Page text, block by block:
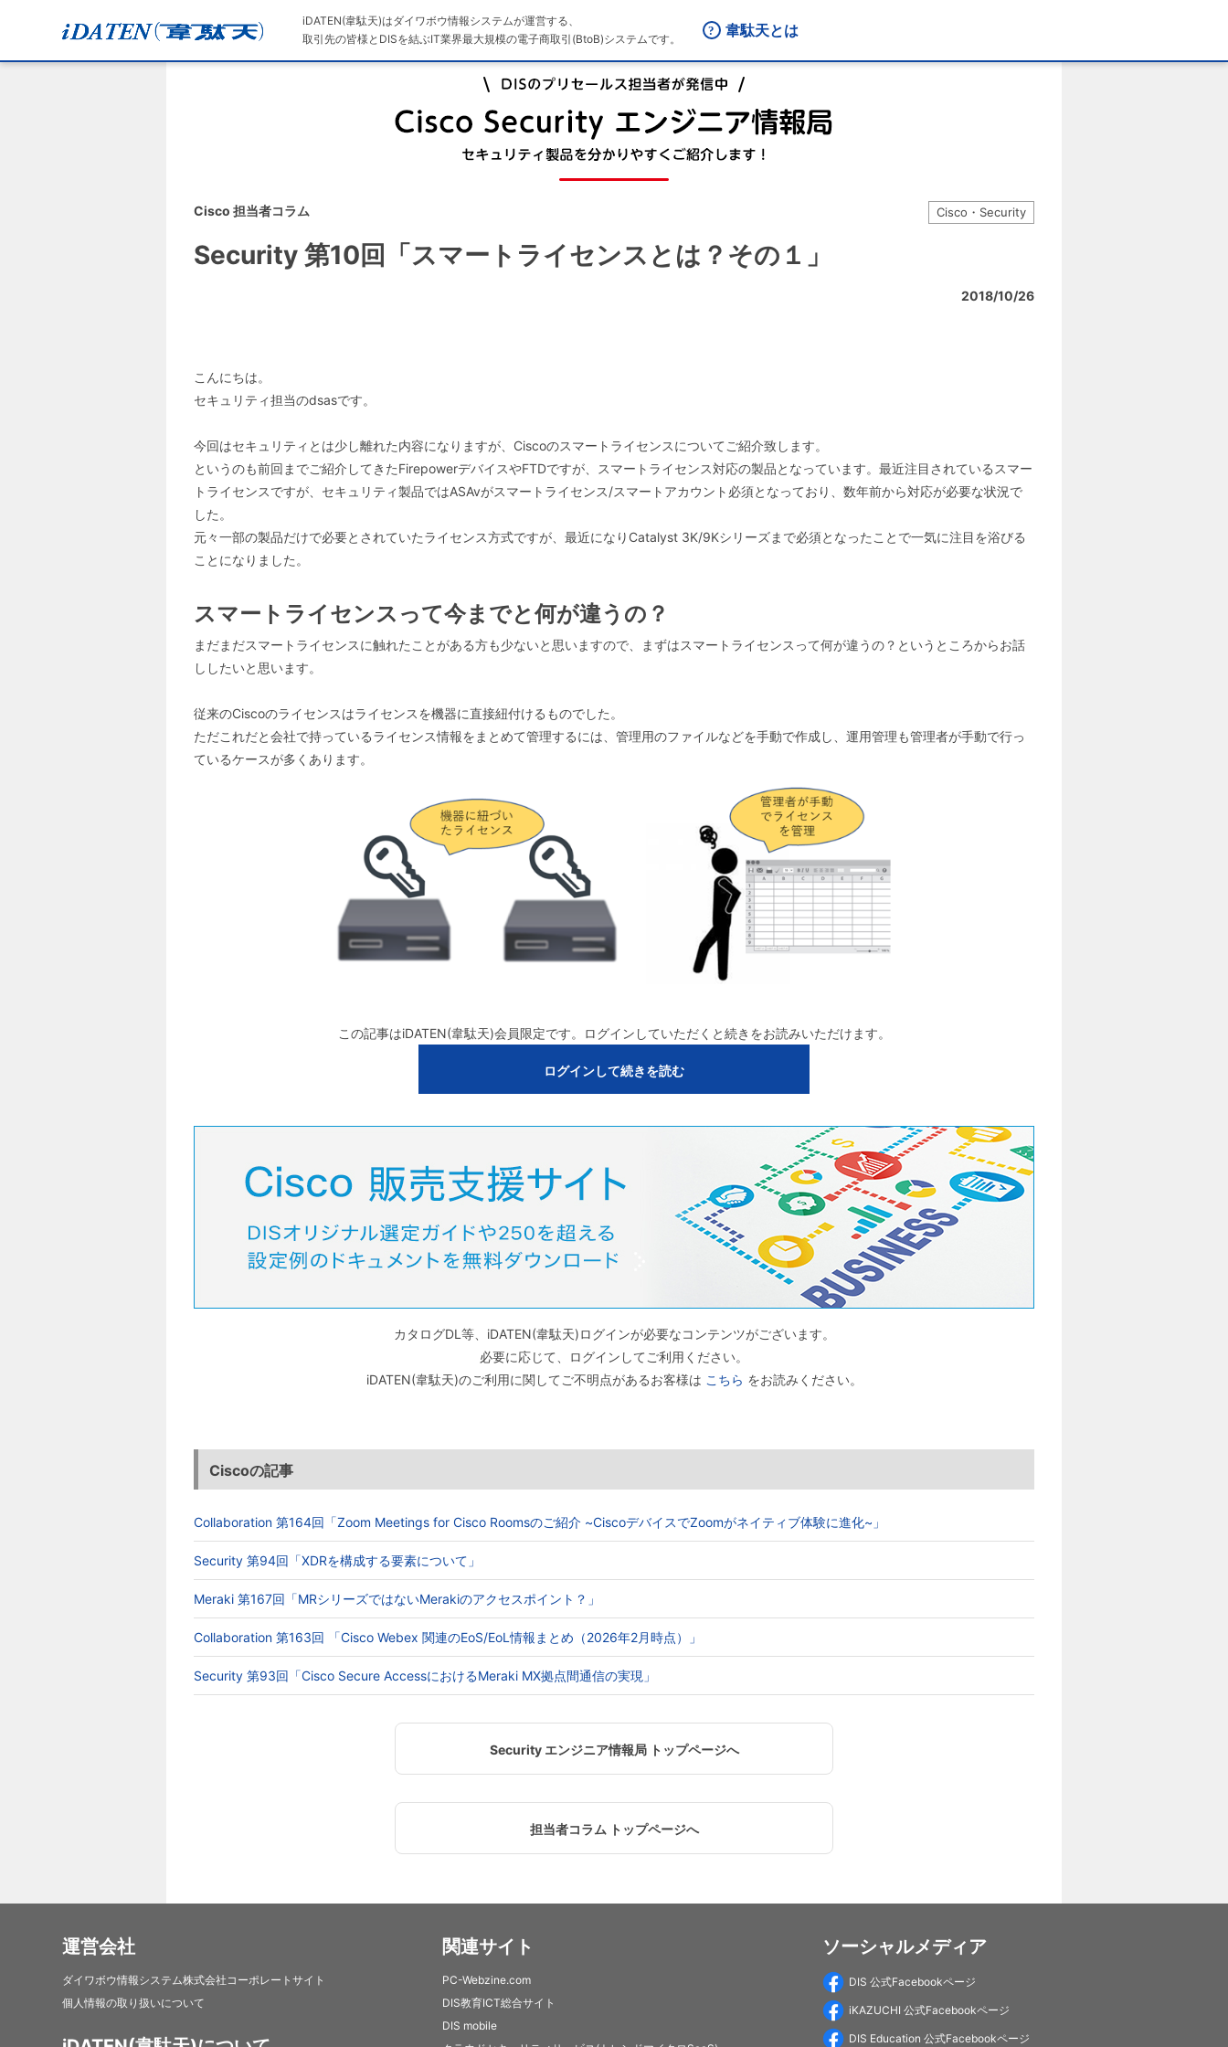
iDATEN(韋駄天)はダイワボウ情報システムが運営する、
取引先の皆様とDISを結ぶIT業界最大規模の電子商取引(BtoB)システムです。
韋駄天とは
Cisco 担当者コラム Cisco・Security
Security 第10回「スマートライセンスとは？その１」
2018/10/26
こんにちは。
セキュリティ担当のdsasです。
今回はセキュリティとは少し離れた内容になりますが、Ciscoのスマートライセンスについてご紹介致します。
というのも前回までご紹介してきたFirepowerデバイスやFTDですが、スマートライセンス対応の製品となっています。最近注目されているスマー
トライセンスですが、セキュリティ製品ではASAvがスマートライセンス/スマートアカウント必須となっており、数年前から対応が必要な状況で
した。
元々一部の製品だけで必要とされていたライセンス方式ですが、最近になりCatalyst 3K/9Kシリーズまで必須となったことで一気に注目を浴びる
ことになりました。
スマートライセンスって今までと何が違うの？
まだまだスマートライセンスに触れたことがある方も少ないと思いますので、まずはスマートライセンスって何が違うの？というところからお話
ししたいと思います。
従来のCiscoのライセンスはライセンスを機器に直接紐付けるものでした。
ただこれだと会社で持っているライセンス情報をまとめて管理するには、管理用のファイルなどを手動で作成し、運用管理も管理者が手動で行っ
ているケースが多くあります。
この記事はiDATEN(韋駄天)会員限定です。ログインしていただくと続きをお読みいただけます。
ログインして続きを読む
カタログDL等、iDATEN(韋駄天)ログインが必要なコンテンツがございます。
必要に応じて、ログインしてご利用ください。
iDATEN(韋駄天)のご利用に関してご不明点があるお客様は こちら をお読みください。
Ciscoの記事
Collaboration 第164回「Zoom Meetings for Cisco Roomsのご紹介 ~CiscoデバイスでZoomがネイティブ体験に進化~」
Security 第94回「XDRを構成する要素について」
Meraki 第167回「MRシリーズではないMerakiのアクセスポイント？」
Collaboration 第163回 「Cisco Webex 関連のEoS/EoL情報まとめ（2026年2月時点）」
Security 第93回「Cisco Secure AccessにおけるMeraki MX拠点間通信の実現」
Security エンジニア情報局 トップページへ
担当者コラム トップページへ
運営会社
ダイワボウ情報システム株式会社コーポレートサイト
個人情報の取り扱いについて
関連サイト
PC-Webzine.com
DIS教育ICT総合サイト
DIS mobile
ソーシャルメディア
DIS 公式Facebookページ
iKAZUCHI 公式Facebookページ
DIS Education 公式Facebookページ